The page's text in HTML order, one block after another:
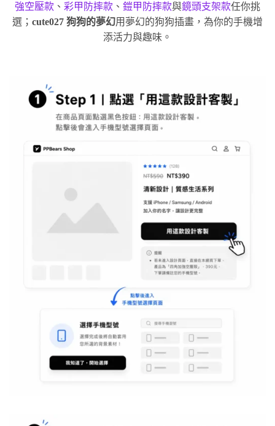
強空壓款 、 彩甲防摔款 、 鎧甲防摔款與鏡頭支架款任你挑
選； cute027 狗狗的夢幻用夢幻的狗狗插畫，為你的手機增
添活力與趣味。